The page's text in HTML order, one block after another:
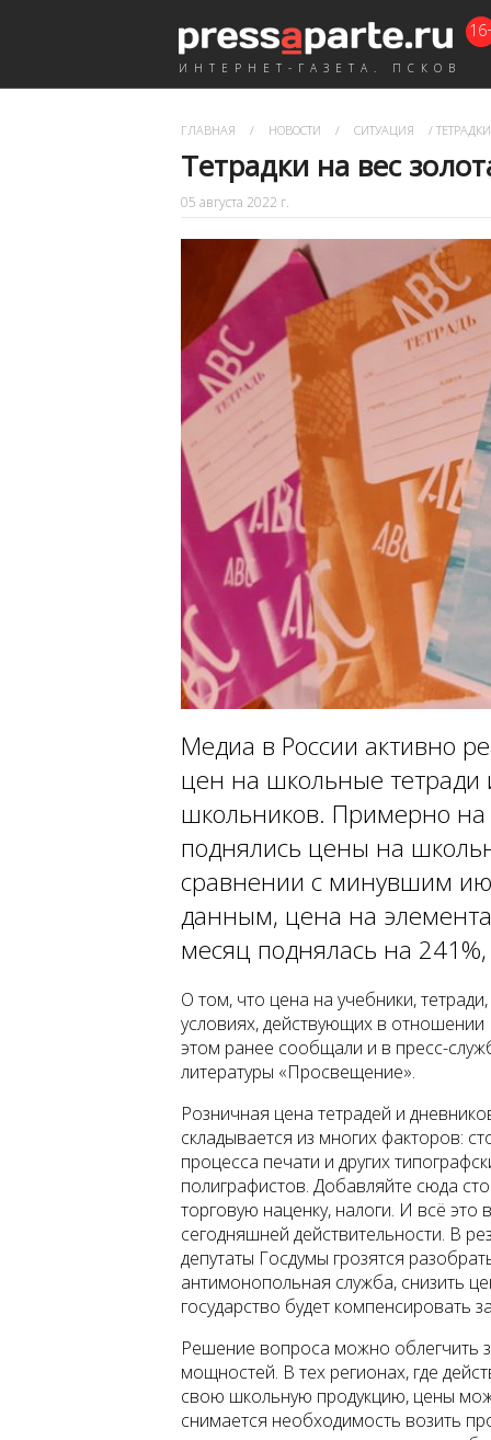
ИНТЕРНЕТ-ГАЗЕТА. ПСКОВ
ГЛАВНАЯ / НОВОСТИ / СИТУАЦИЯ /
Тетрадки на вес
05 августа 2022 г.
Медиа в России активно
цен на школьные тетради
школьников. Примерно на
поднялись цены на
сравнении с минувшим
данным, цена на
месяц поднялась на
О том, что цена на учебники,
условиях, действующих в
этом ранее сообщали и в пресс-
литературы «Просвещение».
Розничная цена тетрадей и
складывается из многих факторов:
процесса печати и других
полиграфистов. Добавляйте сюда
торговую наценку, налоги. И всё это
сегодняшней действительности. В
депутаты Госдумы грозятся
антимонопольная служба, снизить
государство будет компенсировать
Решение вопроса можно облегчить
мощностей. В тех регионах, где
свою школьную продукцию, цены
снимается необходимость возить